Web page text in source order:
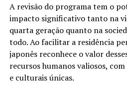
A revisão do programa tem o
impacto significativo tanto na
quarta geração quanto na
todo. Ao facilitar a residência
japonês reconhece o valor
recursos humanos valiosos,
e culturais únicas.